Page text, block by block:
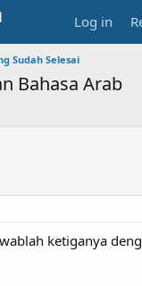
Log in
Sudah Selesai
Bahasa Arab
ketiganya